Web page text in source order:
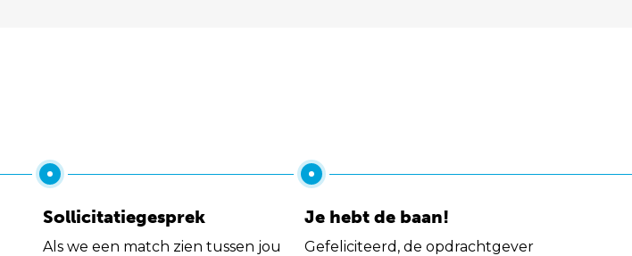
Sollicitatiegesprek
Als we een match zien tussen jou
Je hebt de baan!
Gefeliciteerd, de opdrachtgever